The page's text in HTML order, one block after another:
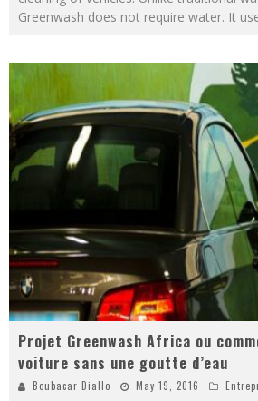
Greenwash does not require water. It
Projet Greenwash Africa ou
voiture sans une goutte d’eau
Boubacar Diallo May 19, 2016